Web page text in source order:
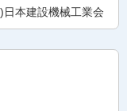
本建設機械工業会